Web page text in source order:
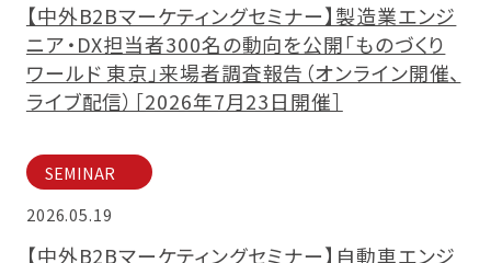
【中外B2Bマーケティングセミナー】製造業エンジ
ニア・DX担当者300名の動向を公開「ものづくり
ワールド 東京」来場者調査報告（オンライン開催、
ライブ配信）［2026年7月23日開催］
SEMINAR
2026.05.19
【中外B2Bマーケティングセミナー】自動車エンジ